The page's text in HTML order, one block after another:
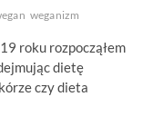
weganizm
roku rozpocząłem
dietę
czy dieta